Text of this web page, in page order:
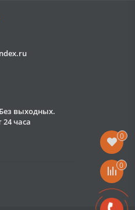
выходных.
часа
0
0